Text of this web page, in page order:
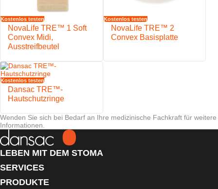
Gürtelbefestigung für die Anwendung eines Stomagürtels
Kostenlos testen
NovaLife TRE™ 1 Soft
Convex Midi,
Ausstreifbeutel
Kostenlos testen
NovaLife TRE™ 2
Convex Basisplatte
Kostenlos testen
Dansac TRE™-
Hautschutzringe
Wenden Sie sich bei Bedarf an Ihre medizinische Fachkraft für weitere
Informationen.
LEBEN MIT DEM STOMA
SERVICES
PRODUKTE